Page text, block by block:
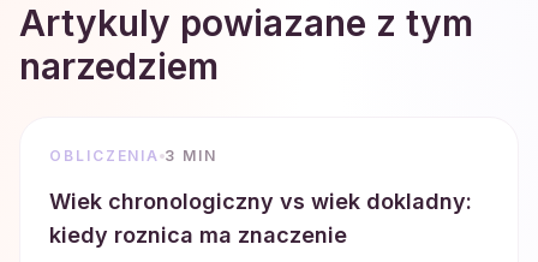
Artykuly powiazane z tym
narzedziem
OBLICZENIA 3 MIN
Wiek chronologiczny vs wiek dokladny:
kiedy roznica ma znaczenie